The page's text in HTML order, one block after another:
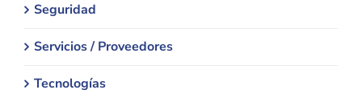
Seguridad
Servicios / Proveedores
Tecnologías